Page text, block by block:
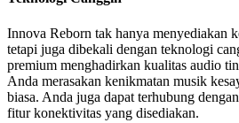
Innova Reborn tak hanya menyediakan
tetapi juga dibekali dengan teknologi
premium menghadirkan kualitas audio
Anda merasakan kenikmatan musik
biasa. Anda juga dapat terhubung
fitur konektivitas yang disediakan.